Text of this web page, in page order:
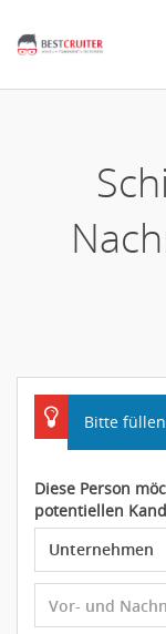
Bitte
Diese Person
potentiellen